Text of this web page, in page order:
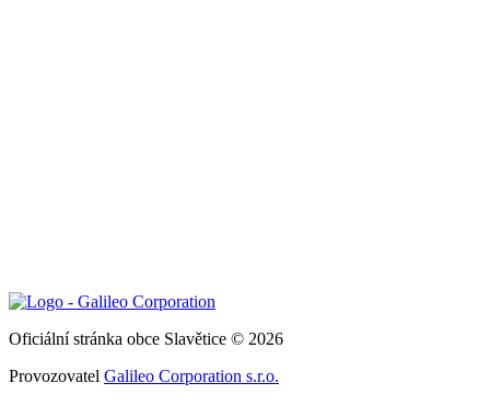
Oficiální stránka obce Slavětice © 2026
Provozovatel Galileo Corporation s.r.o.